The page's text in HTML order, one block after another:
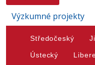
Výzkumné projekty
Středočeský
Ústecký